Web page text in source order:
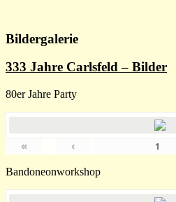
Bildergalerie
333 Jahre Carlsfeld – Bilder
80er Jahre Party
« ‹
Bandoneonworkshop